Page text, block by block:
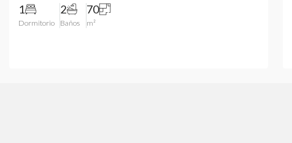
1
Dormitorio
2
Baños
70
m²